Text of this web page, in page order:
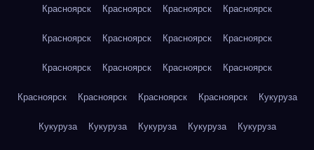
Красноярск Красноярск Красноярск Красноярск
Красноярск Красноярск Красноярск Красноярск
Красноярск Красноярск Красноярск Красноярск
Красноярск Красноярск Красноярск Красноярск Кукуруза
Кукуруза Кукуруза Кукуруза Кукуруза Кукуруза